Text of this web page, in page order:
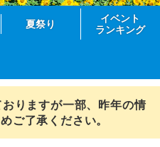
夏祭り
イベント
ランキング
りますが一部、昨年の情
ご了承ください。